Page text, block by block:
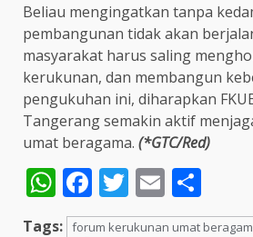
Beliau mengingatkan tanpa
pembangunan tidak akan
masyarakat harus saling
kerukunan, dan membangun
pengukuhan ini, diharapkan
Tangerang semakin aktif
umat beragama. (*GTC/Red)
WhatsApp
Facebook
Twitter
Email
Tags: forum kerukunan umat